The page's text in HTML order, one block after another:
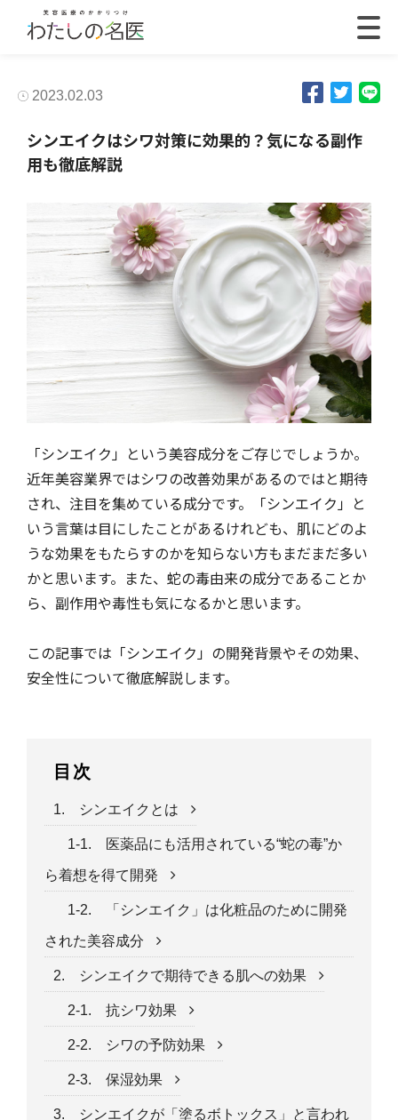
2023.02.03
シンエイクはシワ対策に効果的？気になる副作
用も徹底解説
「シンエイク」という美容成分をご存じでしょうか。
近年美容業界ではシワの改善効果があるのではと期待
され、注目を集めている成分です。「シンエイク」と
いう言葉は目にしたことがあるけれども、肌にどのよ
うな効果をもたらすのかを知らない方もまだまだ多い
かと思います。また、蛇の毒由来の成分であることか
ら、副作用や毒性も気になるかと思います。
この記事では「シンエイク」の開発背景やその効果、
安全性について徹底解説します。
目次
1. シンエイクとは
1-1. 医薬品にも活用されている“蛇の毒”か
ら着想を得て開発
1-2. 「シンエイク」は化粧品のために開発
された美容成分
2. シンエイクで期待できる肌への効果
2-1. 抗シワ効果
2-2. シワの予防効果
2-3. 保湿効果
3. シンエイクが「塗るボトックス」と言われ